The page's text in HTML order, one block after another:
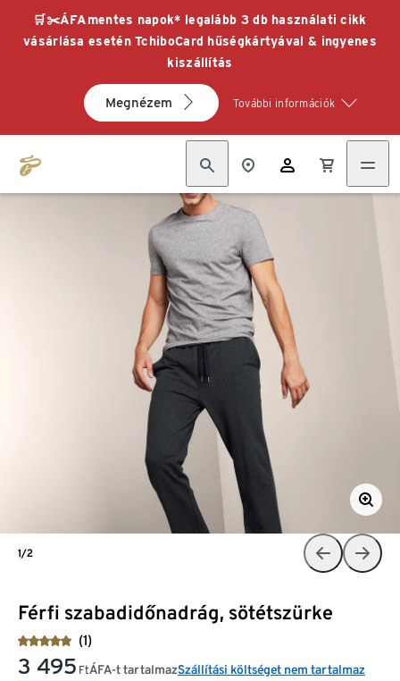
🛒✂️ÁFAmentes napok* legalább 3 db használati cikk
vásárlása esetén TchiboCard hűségkártyával & ingyenes
kiszállítás
Megnézem További információk
Férfi szabadidőnadrág, sötétszürke
(1)
3 495 FtÁFA-t tartalmazSzállítási költséget nem tartalmaz
1/2